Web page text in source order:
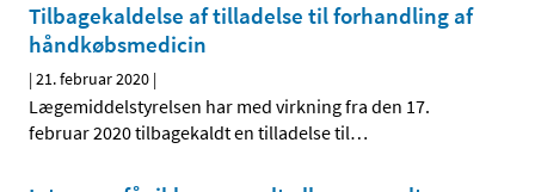
Tilbagekaldelse af tilladelse til forhandling af
håndkøbsmedicin
|21. februar 2020 |
Lægemiddelstyrelsen har med virkning fra den 17.
februar 2020 tilbagekaldt en tilladelse til…